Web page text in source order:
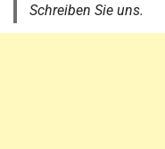
Schreiben Sie uns.